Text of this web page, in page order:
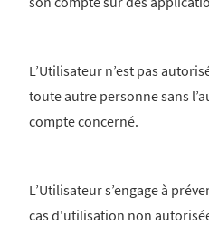
L’Utilisateur n’est pas
toute autre personne sans
compte concerné.
L’Utilisateur s’engage à
cas d'utilisation non